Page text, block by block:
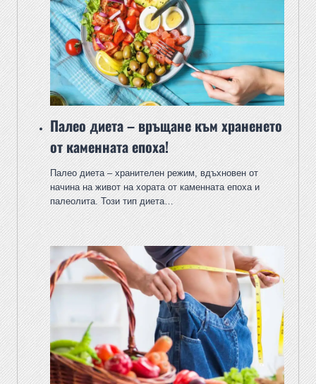
Палео диета – връщане към храненето
от каменната епоха!
Палео диета – хранителен режим, вдъхновен от
начина на живот на хората от каменната епоха и
палеолита. Този тип диета…